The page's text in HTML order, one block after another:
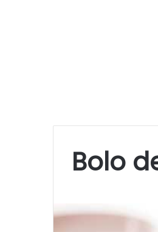
Bolo